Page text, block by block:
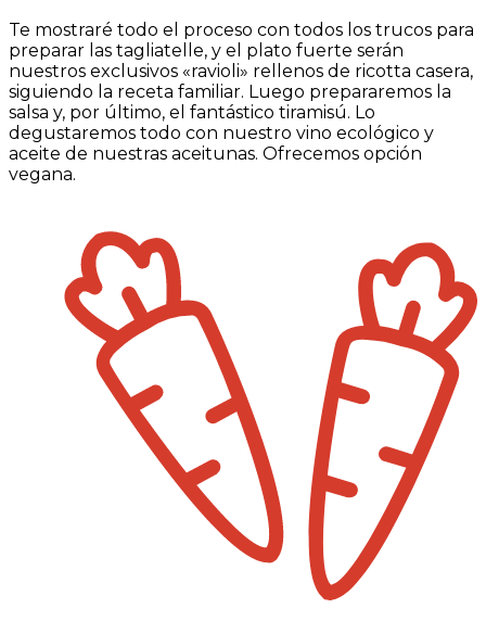
Te mostraré todo el proceso con todos los trucos para
preparar las tagliatelle, y el plato fuerte serán
nuestros exclusivos «ravioli» rellenos de ricotta casera,
siguiendo la receta familiar. Luego prepararemos la
salsa y, por último, el fantástico tiramisú. Lo
degustaremos todo con nuestro vino ecológico y
aceite de nuestras aceitunas. Ofrecemos opción
vegana.